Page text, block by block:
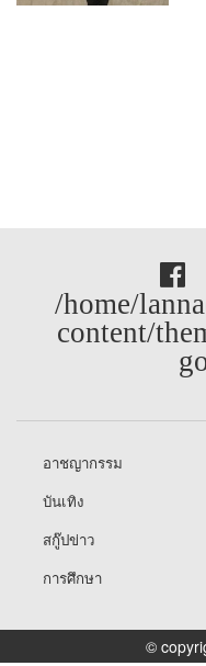
/home/
content/
อาชญากรรม
บันเทิง
สกู๊ปข่าว
การศึกษา
©